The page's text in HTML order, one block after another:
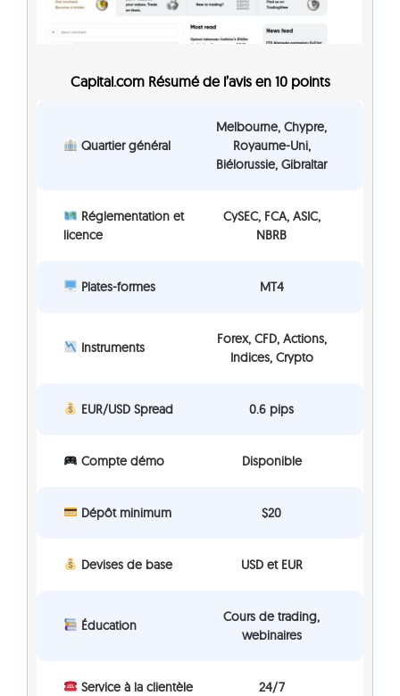
Capital.com Résumé de l’avis en 10 points
Quartier général
Melbourne, Chypre,
Royaume-Uni,
Biélorussie, Gibraltar
Réglementation et
licence
CySEC, FCA, ASIC,
NBRB
Plates-formes MT4
Instruments
Forex, CFD, Actions,
Indices, Crypto
EUR/USD Spread 0.6 pips
Compte démo Disponible
Dépôt minimum $20
Devises de base USD et EUR
Éducation
Cours de trading,
webinaires
Service à la clientèle 24/7